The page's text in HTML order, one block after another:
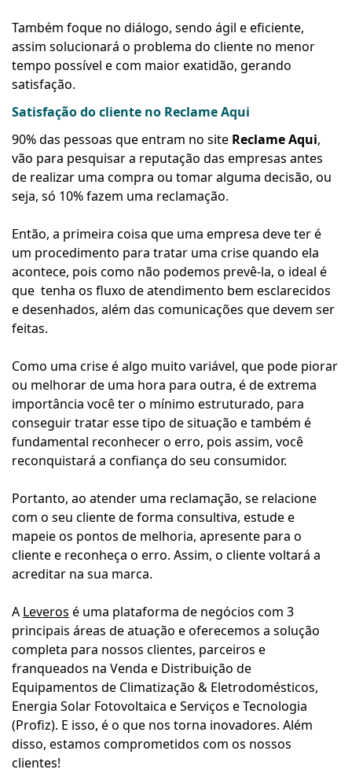
Também foque no diálogo, sendo ágil e eficiente,
assim solucionará o problema do cliente no menor
tempo possível e com maior exatidão, gerando
satisfação.
Satisfação do cliente no Reclame Aqui
90% das pessoas que entram no site Reclame Aqui,
vão para pesquisar a reputação das empresas antes
de realizar uma compra ou tomar alguma decisão, ou
seja, só 10% fazem uma reclamação.
Então, a primeira coisa que uma empresa deve ter é
um procedimento para tratar uma crise quando ela
acontece, pois como não podemos prevê-la, o ideal é
que tenha os fluxo de atendimento bem esclarecidos
e desenhados, além das comunicações que devem ser
feitas.
Como uma crise é algo muito variável, que pode piorar
ou melhorar de uma hora para outra, é de extrema
importância você ter o mínimo estruturado, para
conseguir tratar esse tipo de situação e também é
fundamental reconhecer o erro, pois assim, você
reconquistará a confiança do seu consumidor.
Portanto, ao atender uma reclamação, se relacione
com o seu cliente de forma consultiva, estude e
mapeie os pontos de melhoria, apresente para o
cliente e reconheça o erro. Assim, o cliente voltará a
acreditar na sua marca.
A Leveros é uma plataforma de negócios com 3
principais áreas de atuação e oferecemos a solução
completa para nossos clientes, parceiros e
franqueados na Venda e Distribuição de
Equipamentos de Climatização & Eletrodomésticos,
Energia Solar Fotovoltaica e Serviços e Tecnologia
(Profiz). E isso, é o que nos torna inovadores. Além
disso, estamos comprometidos com os nossos
clientes!